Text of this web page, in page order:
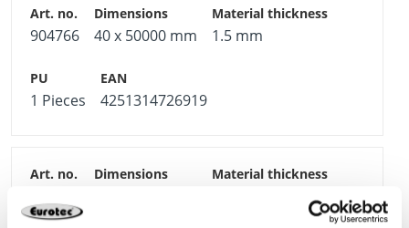
904766 40 x 50000 mm 1.5 mm
1 Pieces 4251314726919